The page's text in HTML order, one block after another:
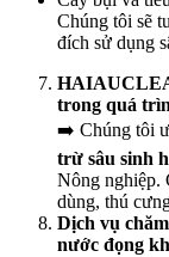
Chúng tôi sẽ
đích sử dụng
trong quá
➡️ Chúng tôi
trừ sâu sinh
Nông nghiệp.
dùng, thú
Dịch vụ
nước đọng